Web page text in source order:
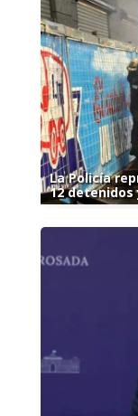
La Policía
12